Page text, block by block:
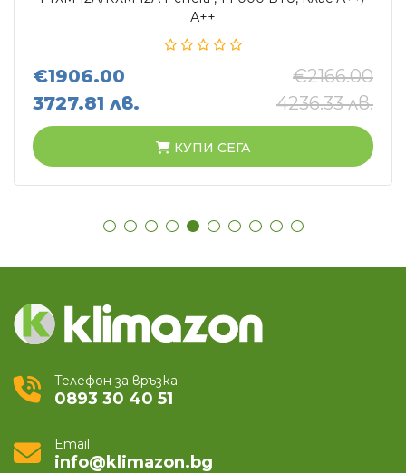
А++
€1906.00
3727.81 лв.
€2166.00
4236.33 лв.
КУПИ СЕГА
Телефон за връзка
0893 30 40 51
Email
info@klimazon.bg